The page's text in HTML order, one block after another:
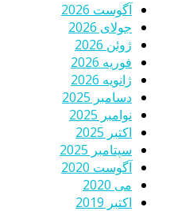
آگوست 2026
جولای 2026
ژوئن 2026
فوریه 2026
ژانویه 2026
دسامبر 2025
نوامبر 2025
اکتبر 2025
سپتامبر 2025
آگوست 2020
می 2020
اکتبر 2019